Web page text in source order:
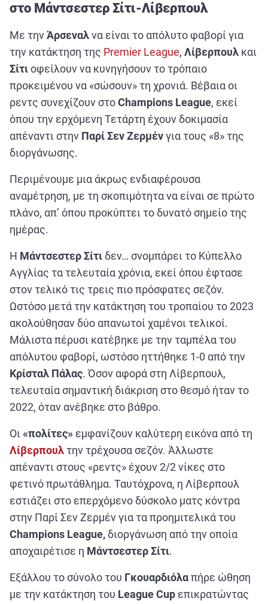
στο Μάντσεστερ Σίτι-Λίβερπουλ
Με τηνΆρσεναλνα είναι το απόλυτο φαβορί για
την κατάκτηση της Premier League, Λίβερπουλ και
Σίτιοφείλουν να κυνηγήσουν το τρόπαιο
προκειμένου να «σώσουν» τη χρονιά. Βέβαια οι
ρεντς συνεχίζουν στοChampions League, εκεί
όπου την ερχόμενη Τετάρτη έχουν δοκιμασία
απέναντι στην Παρί Σεν Ζερμένγια τους «8» της
διοργάνωσης.
Περιμένουμε μια άκρως ενδιαφέρουσα
αναμέτρηση, με τη σκοπιμότητα να είναι σε πρώτο
πλάνο, απ’ όπου προκύπτει το δυνατό σημείο της
ημέρας.
Η Μάντσεστερ Σίτιδεν… σνομπάρει το Κύπελλο
Αγγλίας τα τελευταία χρόνια, εκεί όπου έφτασε
στον τελικό τις τρεις πιο πρόσφατες σεζόν.
Ωστόσο μετά την κατάκτηση του τροπαίου το 2023
ακολούθησαν δύο απανωτοί χαμένοι τελικοί.
Μάλιστα πέρυσι κατέβηκε με την ταμπέλα του
απόλυτου φαβορί, ωστόσο ηττήθηκε 1-0 από την
Κρίσταλ Πάλας. Όσον αφορά στη Λίβερπουλ,
τελευταία σημαντική διάκριση στο θεσμό ήταν το
2022, όταν ανέβηκε στο βάθρο.
Οι «πολίτες» εμφανίζουν καλύτερη εικόνα από τη
Λίβερπουλτην τρέχουσα σεζόν. Άλλωστε
απέναντι στους «ρεντς» έχουν 2/2 νίκες στο
φετινό πρωτάθλημα. Ταυτόχρονα, η Λίβερπουλ
εστιάζει στο επερχόμενο δύσκολο ματς κόντρα
στην Παρί Σεν Ζερμέν για τα προημιτελικά του
Champions League,διοργάνωση από την οποία
αποχαιρέτισε η Μάντσεστερ Σίτι.
Εξάλλου το σύνολο του Γκουαρδιόλαπήρε ώθηση
με την κατάκτηση του League Cup επικρατώντας